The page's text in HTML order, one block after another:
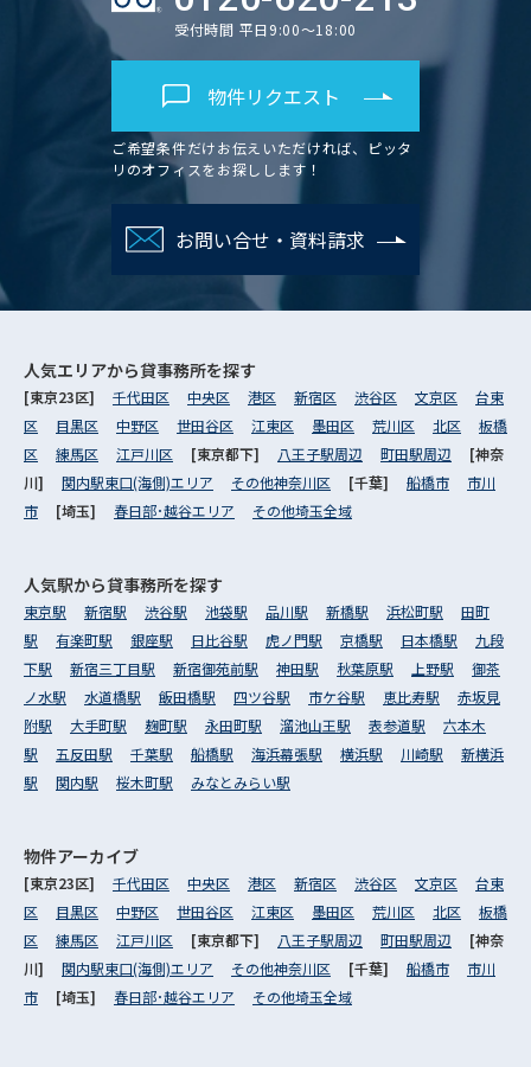
受付時間 平日9:00～18:00
物件リクエスト
ご希望条件だけお伝えいただければ、ピッタ
リのオフィスをお探しします！
お問い合せ・資料請求
人気エリアから貸事務所を探す
[東京23区] 千代田区 中央区 港区 新宿区 渋谷区 文京区
台東
区
目黒区 中野区 世田谷区 江東区 墨田区 荒川区 北区
板橋
区
練馬区 江戸川区 [東京都下] 八王子駅周辺 町田駅周辺
[神奈
川] 関内駅東口(海側)エリア その他神奈川区 [千葉] 船橋市
市川
市
[埼玉] 春日部･越谷エリア その他埼玉全域
人気駅から貸事務所を探す
東京駅 新宿駅 渋谷駅 池袋駅 品川駅 新橋駅 浜松町駅
田町
駅
有楽町駅 銀座駅 日比谷駅 虎ノ門駅 京橋駅 日本橋駅
九段
下駅
新宿三丁目駅 新宿御苑前駅 神田駅 秋葉原駅 上野駅
御茶
ノ水駅
水道橋駅 飯田橋駅 四ツ谷駅 市ケ谷駅 恵比寿駅
赤坂見
附駅
大手町駅 麹町駅 永田町駅 溜池山王駅 表参道駅
六本木
駅
五反田駅 千葉駅 船橋駅 海浜幕張駅 横浜駅 川崎駅
新横浜
駅
関内駅 桜木町駅 みなとみらい駅
物件アーカイブ
[東京23区] 千代田区 中央区 港区 新宿区 渋谷区 文京区
台東
区
目黒区 中野区 世田谷区 江東区 墨田区 荒川区 北区
板橋
区
練馬区 江戸川区 [東京都下] 八王子駅周辺 町田駅周辺
[神奈
川] 関内駅東口(海側)エリア その他神奈川区 [千葉] 船橋市
市川
市
[埼玉] 春日部･越谷エリア その他埼玉全域